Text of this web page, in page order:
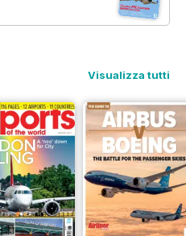
Visualizza tutti